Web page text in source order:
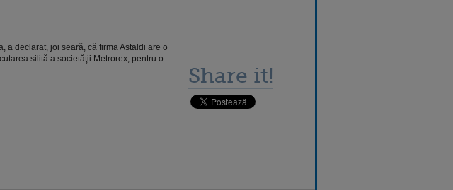
a declarat, joi seară, că firma Astaldi are o
silită a societăţii Metrorex, pentru o
Share it!